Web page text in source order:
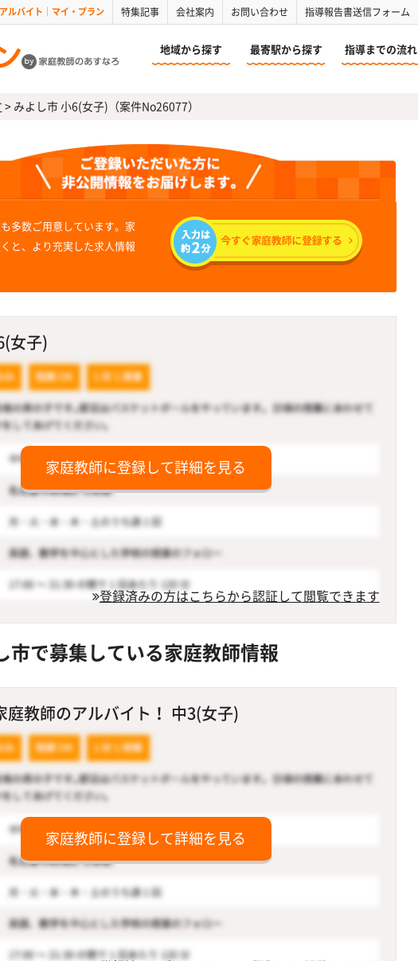
ルバイト｜マイ・プラン 特集記事 会社案内 お問い合わせ 指導報告書送信フォーム
地域から探す 最寄駅から探す 指導までの流れ
>みよし市 小6(女子)（案件No26077）
多数ご用意しています。家
と、より充実した求人情報
女子)
家庭教師に登録して詳細を見る
登録済みの方はこちらから認証して閲覧できます
市で募集している家庭教師情報
庭教師のアルバイト！ 中3(女子)
家庭教師に登録して詳細を見る